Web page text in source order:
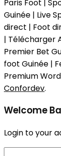
Paris Foot |
Guinée | Live
direct | Foot
| Télécharger
Premier Bet
foot Guinée |
Premium
Confordev.
Welcome
Login to your